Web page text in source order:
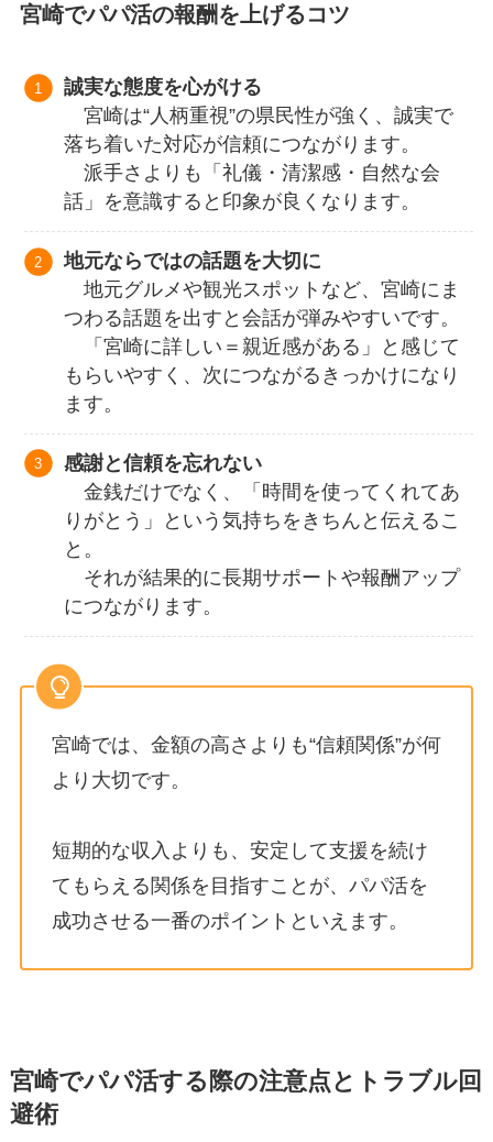
宮崎でパパ活の報酬を上げるコツ
誠実な態度を心がける
宮崎は“人柄重視”の県民性が強く、誠実で
落ち着いた対応が信頼につながります。
派手さよりも「礼儀・清潔感・自然な会
話」を意識すると印象が良くなります。
地元ならではの話題を大切に
地元グルメや観光スポットなど、宮崎にま
つわる話題を出すと会話が弾みやすいです。
「宮崎に詳しい＝親近感がある」と感じて
もらいやすく、次につながるきっかけになり
ます。
感謝と信頼を忘れない
金銭だけでなく、「時間を使ってくれてあ
りがとう」という気持ちをきちんと伝えるこ
と。
それが結果的に長期サポートや報酬アップ
につながります。
宮崎では、金額の高さよりも“信頼関係”が何
より大切です。
短期的な収入よりも、安定して支援を続け
てもらえる関係を目指すことが、パパ活を
成功させる一番のポイントといえます。
宮崎でパパ活する際の注意点とトラブル回
避術